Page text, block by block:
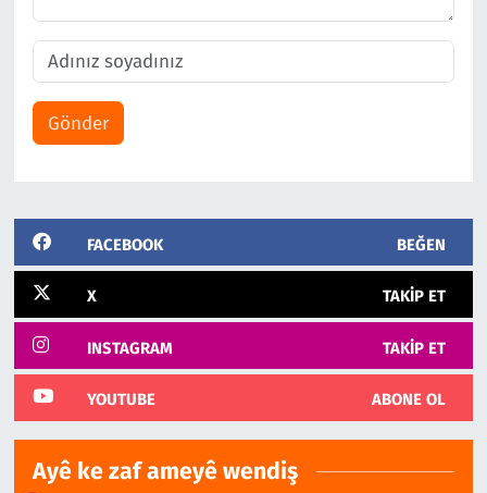
Gönder
FACEBOOK BEĞEN
X TAKIP ET
INSTAGRAM TAKIP ET
YOUTUBE ABONE OL
Ayê ke zaf ameyê wendiş